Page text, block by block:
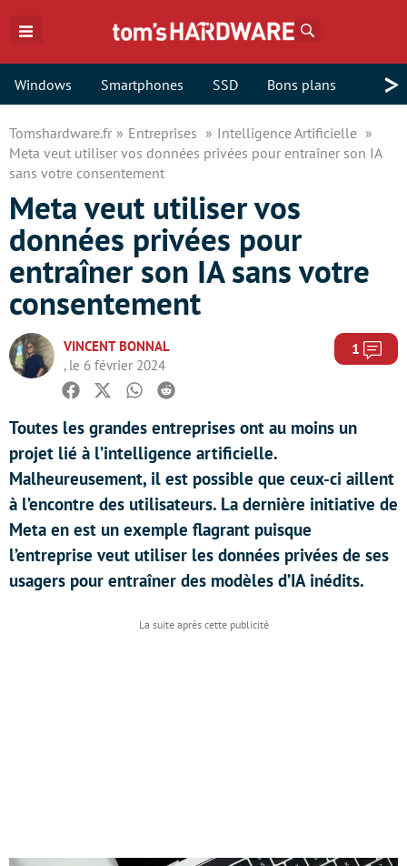
Windows Smartphones SSD Bons plans >
Tomshardware.fr Entreprises
Intelligence Artificielle
Meta veut utiliser vos données privées pour entraîner son IA
sans votre consentement
Meta veut utiliser vos
données privées pour
entraîner son IA sans votre
consentement
VINCENT BONNAL
, le 6 février 2024
1
Facebook
TwitterWhatsapp
Reddit
Toutes les grandes entreprises ont au moins un
projet lié à l’intelligence artificielle.
Malheureusement, il est possible que ceux-ci aillent
à l’encontre des utilisateurs. La dernière initiative de
Meta en est un exemple flagrant puisque
l’entreprise veut utiliser les données privées de ses
usagers pour entraîner des modèles d’IA inédits.